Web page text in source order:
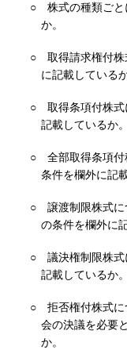
○
株式の種類ご
か。
○
取得請求権付
に記載しているか
○
取得条項付株
記載しているか。
○
全部取得条項
条件を欄外に記
○
譲渡制限株式
の条件を欄外に
○
議決権制限株
記載しているか。
○
拒否権付株式
会の決議を必要
か。